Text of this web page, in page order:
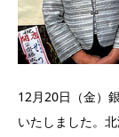
12月20日（金）
いたしました。